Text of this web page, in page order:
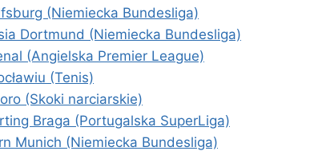
(Niemiecka Bundesliga)
Dortmund (Niemiecka Bundesliga)
(Angielska Premier League)
(Tenis)
(Skoki narciarskie)
Braga (Portugalska SuperLiga)
Munich (Niemiecka Bundesliga)